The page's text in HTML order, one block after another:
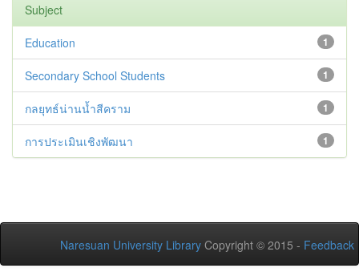
Subject
1
Education
1
Secondary School Students
1
กลยุทธ์น่านน้ำสีคราม
1
การประเมินเชิงพัฒนา
Naresuan University Library Copyright © 2015 - Feedback